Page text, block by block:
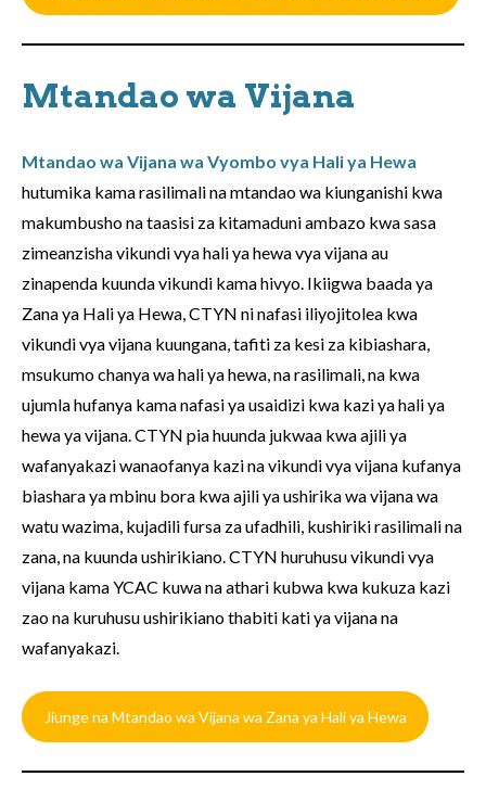
Mtandao wa Vijana
Mtandao wa Vijana wa Vyombo vya Hali ya Hewa
hutumika kama rasilimali na mtandao wa kiunganishi kwa
makumbusho na taasisi za kitamaduni ambazo kwa sasa
zimeanzisha vikundi vya hali ya hewa vya vijana au
zinapenda kuunda vikundi kama hivyo. Ikiigwa baada ya
Zana ya Hali ya Hewa, CTYN ni nafasi iliyojitolea kwa
vikundi vya vijana kuungana, tafiti za kesi za kibiashara,
msukumo chanya wa hali ya hewa, na rasilimali, na kwa
ujumla hufanya kama nafasi ya usaidizi kwa kazi ya hali ya
hewa ya vijana. CTYN pia huunda jukwaa kwa ajili ya
wafanyakazi wanaofanya kazi na vikundi vya vijana kufanya
biashara ya mbinu bora kwa ajili ya ushirika wa vijana wa
watu wazima, kujadili fursa za ufadhili, kushiriki rasilimali na
zana, na kuunda ushirikiano. CTYN huruhusu vikundi vya
vijana kama YCAC kuwa na athari kubwa kwa kukuza kazi
zao na kuruhusu ushirikiano thabiti kati ya vijana na
wafanyakazi.
Jiunge na Mtandao wa Vijana wa Zana ya Hali ya Hewa